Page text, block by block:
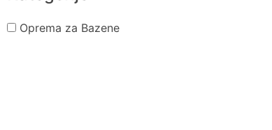
Oprema za Bazene